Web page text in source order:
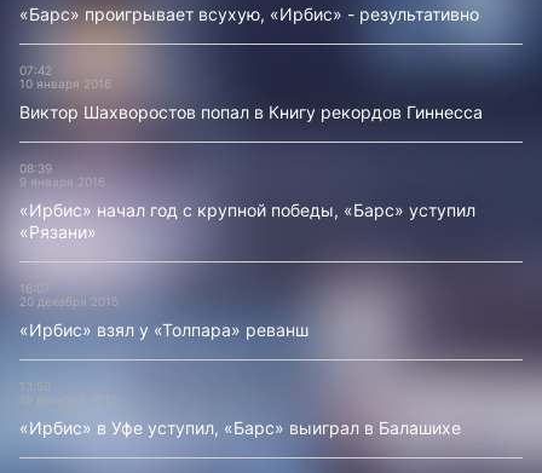
«Барс» проигрывает всухую, «Ирбис» - результативно
07:42
10 января 2016
Виктор Шахворостов попал в Книгу рекордов Гиннесса
08:39
9 января 2016
«Ирбис» начал год с крупной победы, «Барс» уступил
«Рязани»
16:07
20 декабря 2015
«Ирбис» взял у «Толпара» реванш
13:50
19 декабря 2015
«Ирбис» в Уфе уступил, «Барс» выиграл в Балашихе